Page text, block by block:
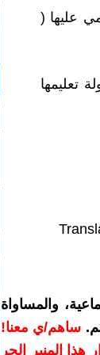
عليها (
تعليمها
والمساواة
ساهم/ي معنا!
هذا المنبر الحر